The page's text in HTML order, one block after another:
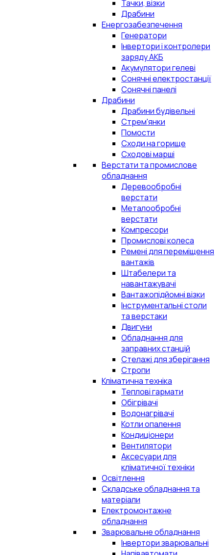
Тачки, візки
Драбини
Енергозабезпечення
Генератори
Інвертори і контролери
заряду АКБ
Акумулятори гелеві
Сонячні електростанції
Сонячні панелі
Драбини
Драбини будівельні
Стрем'янки
Помости
Сходи на горище
Сходові марші
Верстати та промислове
обладнання
Деревообробні
верстати
Металообробні
верстати
Компресори
Промислові колеса
Ремені для переміщення
вантажів
Штабелери та
навантажувачі
Вантажопідйомні візки
Інструментальні столи
та верстаки
Двигуни
Обладнання для
заправних станцій
Стелажі для зберігання
Стропи
Кліматична техніка
Теплові гармати
Обігрівачі
Водонагрівачі
Котли опалення
Кондиціонери
Вентилятори
Аксесуари для
кліматичної техніки
Освітлення
Складське обладнання та
матеріали
Електромонтажне
обладнання
Зварювальне обладнання
Інвертори зварювальні